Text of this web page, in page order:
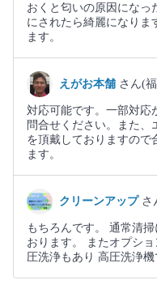
おくと匂いの原因になっ
にされたら綺麗になりま
ます。
えがお本舗 さん(
対応可能です。一部対応
問合せください。また、
を頂戴しておりますので
ます。
クリーンアップ さ
もちろんです。 通常清
おります。 またオプシ
圧洗浄もあり 高圧洗浄